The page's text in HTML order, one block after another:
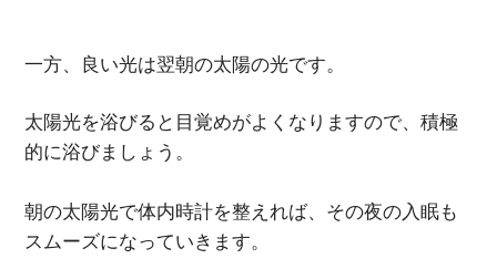
一方、良い光は翌朝の太陽の光です。
太陽光を浴びると目覚めがよくなりますので、積極
的に浴びましょう。
朝の太陽光で体内時計を整えれば、その夜の入眠も
スムーズになっていきます。